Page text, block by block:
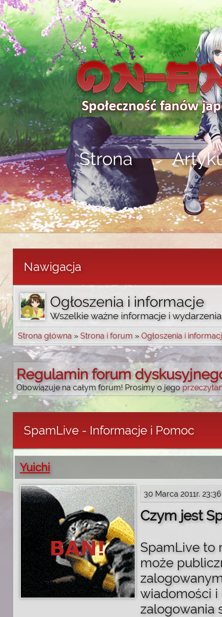
Strona
Nawigacja
Ogłoszenia i informacje
Wszelkie ważne informacje i wydarzenia
Strona główna » Strona i forum » Ogłoszenia i
Regulamin forum
Obowiązuje na całym forum! Prosimy o jego
SpamLive - Informacje i Pomoc
Yuichi
30 Marca 2011r. 23:36
Czym jest
SpamLive to
może
wiadomości i
zalogowania